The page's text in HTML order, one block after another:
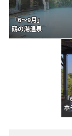
「6～9月」
鶴の湯温泉
「
ホ